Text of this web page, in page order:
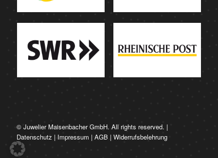
© Juwelier Maisenbacher GmbH. All rights reserved. |
Datenschutz | Impressum | AGB | Widerrufsbelehrung